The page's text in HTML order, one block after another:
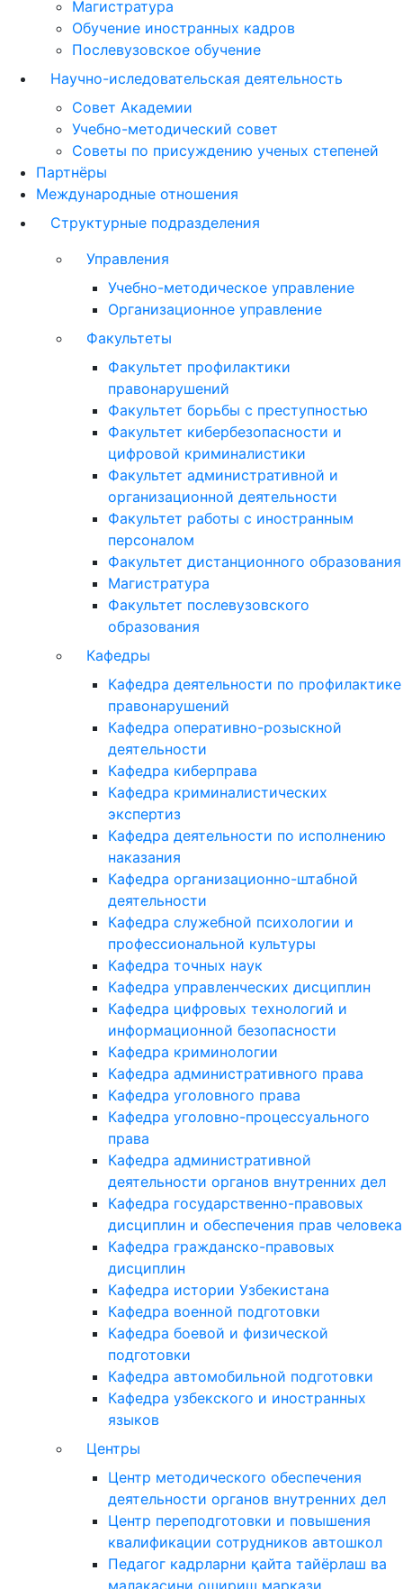
Магистратура
Обучение иностранных кадров
Послевузовское обучение
Научно-иследовательская деятельность
Совет Академии
Учебно-методический совет
Советы по присуждению ученых степеней
Партнёры
Международные отношения
Структурные подразделения
Управления
Учебно-методическое управление
Организационное управление
Факультеты
Факультет профилактики
правонарушений
Факультет борьбы с преступностью
Факультет кибербезопасности и
цифровой криминалистики
Факультет административной и
организационной деятельности
Факультет работы с иностранным
персоналом
Факультет дистанционного образования
Магистратура
Факультет послевузовского
образования
Кафедры
Кафедра деятельности по профилактике
правонарушений
Кафедра оперативно-розыскной
деятельности
Кафедра киберправа
Кафедра криминалистических
экспертиз
Кафедра деятельности по исполнению
наказания
Кафедра организационно-штабной
деятельности
Кафедра служебной психологии и
профессиональной культуры
Кафедра точных наук
Кафедра управленческих дисциплин
Кафедра цифровых технологий и
информационной безопасности
Кафедра криминологии
Кафедра административного права
Кафедра уголовного права
Кафедра уголовно-процессуального
права
Кафедра административной
деятельности органов внутренних дел
Кафедра государственно-правовых
дисциплин и обеспечения прав человека
Кафедра гражданско-правовых
дисциплин
Кафедра истории Узбекистана
Кафедра военной подготовки
Кафедра боевой и физической
подготовки
Кафедра автомобильной подготовки
Кафедра узбекского и иностранных
языков
Центры
Центр методического обеспечения
деятельности органов внутренних дел
Центр переподготовки и повышения
квалификации сотрудников автошкол
Педагог кадрларни қайта тайёрлаш ва
малакасини ошириш маркази